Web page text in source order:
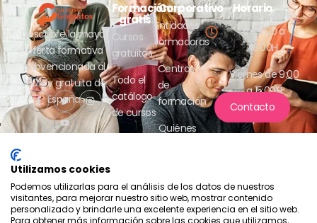
Descubre la mayor
oferta formativa
subvencionada al
100% y gratuita de
España.
Formación
gratis
Cursos
gratuitos
Todo el
catálogo
de cursos
Corporativo
Entidades
formadoras
Centros
de
formación
Quiénes
Horario
Lunes a jueves
de 9:00 a
18:00H
Viernes de 9:00
a 15:00H
Contacto
Utilizamos cookies
Podemos utilizarlas para el análisis de los datos de nuestros
visitantes, para mejorar nuestro sitio web, mostrar contenido
personalizado y brindarle una excelente experiencia en el sitio web.
Para obtener más información sobre las cookies que utilizamos,